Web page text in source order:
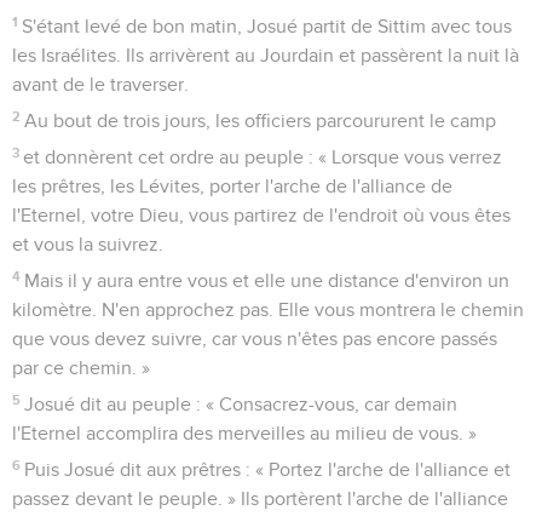
1 S'étant levé de bon matin, Josué partit de Sittim avec tous
les Israélites. Ils arrivèrent au Jourdain et passèrent la nuit là
avant de le traverser.
2 Au bout de trois jours, les officiers parcoururent le camp
3 et donnèrent cet ordre au peuple : « Lorsque vous verrez
les prêtres, les Lévites, porter l'arche de l'alliance de
l'Eternel, votre Dieu, vous partirez de l'endroit où vous êtes
et vous la suivrez.
4 Mais il y aura entre vous et elle une distance d'environ un
kilomètre. N'en approchez pas. Elle vous montrera le chemin
que vous devez suivre, car vous n'êtes pas encore passés
par ce chemin. »
5 Josué dit au peuple : « Consacrez-vous, car demain
l'Eternel accomplira des merveilles au milieu de vous. »
6 Puis Josué dit aux prêtres : « Portez l'arche de l'alliance et
passez devant le peuple. » Ils portèrent l'arche de l'alliance